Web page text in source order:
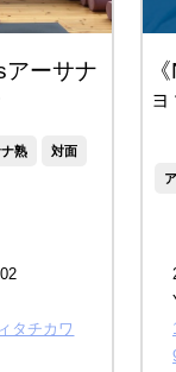
アーサナ
熟 対面
タチカワ